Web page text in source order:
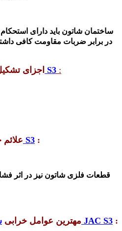
ساختمان شاتون باید دارای استحکام
در برابر ضربات مقاومت کافی
اجزای بهترین شاتون جک S3 :
علائم شاتون فابریکی جک S3 :
مهترین عوامل خرابی شاتون JAC S3 :